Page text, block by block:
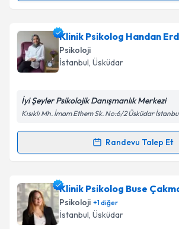
almanız için bir takvim
bilgilendireceğiz.
E-posta Adresiniz
Kişisel verilerimin işlenmesine
'ni okudum ve kişisel
kapsamda işlenmesini kabul
Takvim Talebini
Klinik Psikolog Handan
Psikoloji
İstanbul, Üsküdar
İyi Şeyler Psikolojik Danışmanlık Merkezi
Kısıklı Mh. İmam Ethem Sk. No:6/2 Üsküdar
Randevu Talep Et
Randevu Takvimi Talebi
Klinik Psikolog Handan Erdoğan
takvimi talebi oluşturun. Size bu
almanız için bir takvim
bilgilendireceğiz.
Klinik Psikolog Buse
Psikoloji +1diğer
İstanbul, Üsküdar